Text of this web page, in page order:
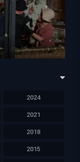
2024
2021
2018
2015